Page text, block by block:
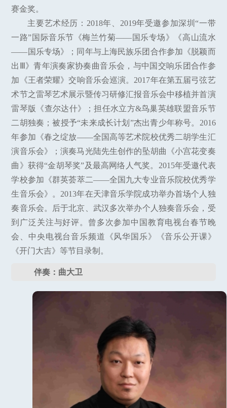
赛金奖。
主要艺术经历：2018年、2019年受邀参加深圳“一带
一路”国际音乐节《梅兰竹菊——国乐专场》《高山流水
——国乐专场》；同年与上海民族乐团合作参加《脱颖而
出Ⅲ》青年演奏家协奏曲音乐会，与中国交响乐团合作参
加《王者荣耀》交响音乐会巡演。2017年在第五届弓弦艺
术节之雷琴艺术展示暨传习研修汇报音乐会中移植并首演
雷琴版《查尔达什》；担任水立方&鸟巢英雄联盟音乐节
二胡独奏；被授予“未来成长计划”杰出青少年称号。2016
年参加《春之绽放——全国高等艺术院校优秀二胡学生汇
演音乐会》；演奏马光陆先生创作的坠胡曲《小宫花变奏
曲》获得“金胡琴奖”及最高网络人气奖。2015年受邀代表
学校参加《群英荟萃二——全国九大专业音乐院校优秀学
生音乐会》。2013年在天津音乐学院成功举办首场个人独
奏音乐会。后于北京、武汉多次举办个人独奏音乐会，受
到广泛关注与好评。曾多次参加中国教育电视台春节晚
会、中央电视台音乐频道《风华国乐》《音乐公开课》
《开门大吉》等节目录制。
伴奏：曲大卫